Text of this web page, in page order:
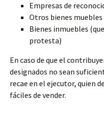
Empresas de
Otros bienes muebles
Bienes inmuebles
protesta)
En caso de que el
designados no sean
recae en el ejecutor, quien
fáciles de vender.